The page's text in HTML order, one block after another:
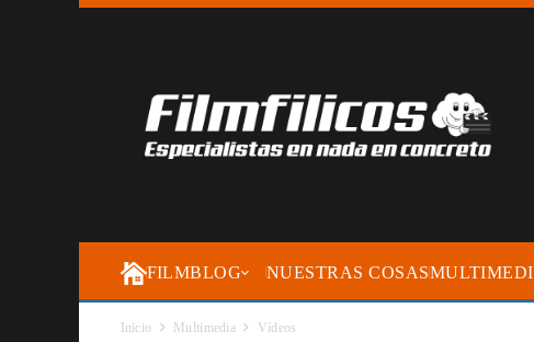
FILMBLOG NUESTRAS COSAS
Inicio Multimedia Vídeos